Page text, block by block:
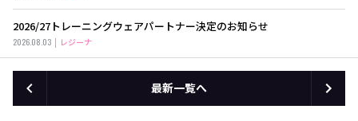
2026/27トレーニングウェアパートナー決定のお知らせ
2026.08.03 レジーナ
最新一覧へ